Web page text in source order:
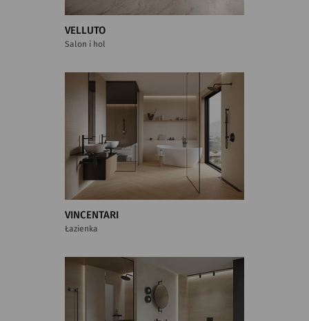
VELLUTO
Salon i hol
VINCENTARI
Łazienka